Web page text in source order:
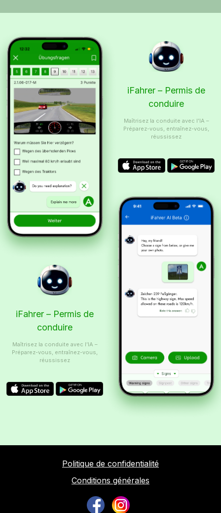
iFahrer – Permis de
conduire
Maîtrisez la conduite avec l’IA –
Préparez-vous, entraînez-vous,
réussissez
iFahrer – Permis de
conduire
Maîtrisez la conduite avec l’IA –
Préparez-vous, entraînez-vous,
réussissez
Politique de confidentialité
Conditions générales